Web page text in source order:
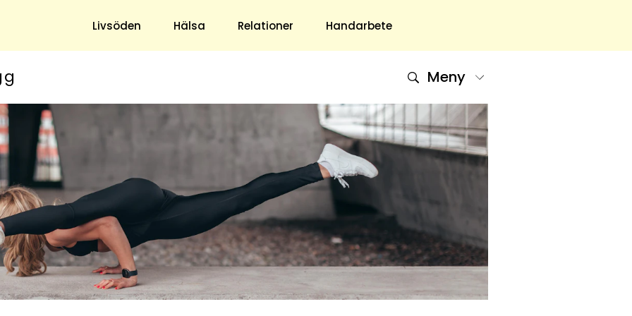
Livsöden Hälsa Relationer Handarbete
& Trädgård
Hushåll
& Dryck
& Antikt
DIY - Gör Det Själv
Underhållning
Horoskop
Quiz
Om Oss
Om Oss & Kontakt
Tidningar Hos Allas.se
Nyhetsbrev
Om Cookies
Integritetspolicy
Skapa Konto
Hantera Preferenser
Meny